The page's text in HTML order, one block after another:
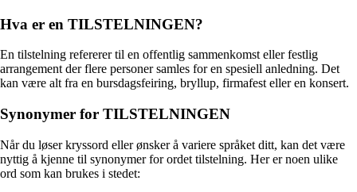
Hva er en TILSTELNINGEN?
En tilstelning refererer til en offentlig sammenkomst eller festlig
arrangement der flere personer samles for en spesiell anledning. Det
kan være alt fra en bursdagsfeiring, bryllup, firmafest eller en konsert.
Synonymer for TILSTELNINGEN
Når du løser kryssord eller ønsker å variere språket ditt, kan det være
nyttig å kjenne til synonymer for ordet tilstelning. Her er noen ulike
ord som kan brukes i stedet: